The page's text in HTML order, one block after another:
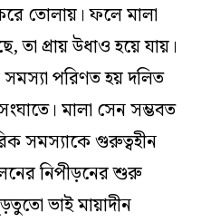
তোলায়। ফলে মালা
তা প্রায় উধাও হয়ে যায়।
সমস্যা পরিণত হয় দলিত
মালা সেন সম্ভবত
সমস্যাকে গুরুত্বহীন
নিপীড়নের শুরু
ভাই মায়াদীন